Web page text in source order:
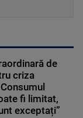
de
criza
fi limitat,
exceptați”